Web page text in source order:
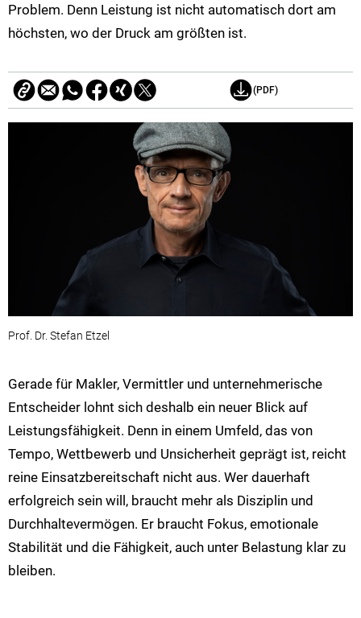
Problem. Denn Leistung ist nicht automatisch dort am
höchsten, wo der Druck am größten ist.
(PDF)
Prof. Dr. Stefan Etzel
Gerade für Makler, Vermittler und unternehmerische
Entscheider lohnt sich deshalb ein neuer Blick auf
Leistungsfähigkeit. Denn in einem Umfeld, das von
Tempo, Wettbewerb und Unsicherheit geprägt ist, reicht
reine Einsatzbereitschaft nicht aus. Wer dauerhaft
erfolgreich sein will, braucht mehr als Disziplin und
Durchhaltevermögen. Er braucht Fokus, emotionale
Stabilität und die Fähigkeit, auch unter Belastung klar zu
bleiben.